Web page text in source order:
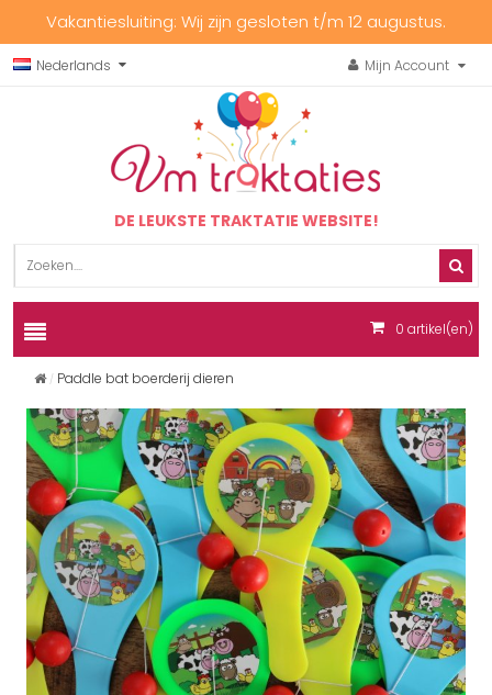
Vakantiesluiting: Wij zijn gesloten t/m 12 augustus.
Nederlands Mijn Account
DE LEUKSTE TRAKTATIE WEBSITE!
0 artikel(en)
Paddle bat boerderij dieren